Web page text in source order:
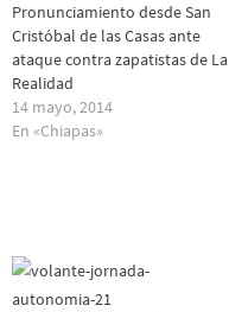
Pronunciamiento desde San
Cristóbal de las Casas ante
ataque contra zapatistas de La
Realidad
14 mayo, 2014
En «Chiapas»